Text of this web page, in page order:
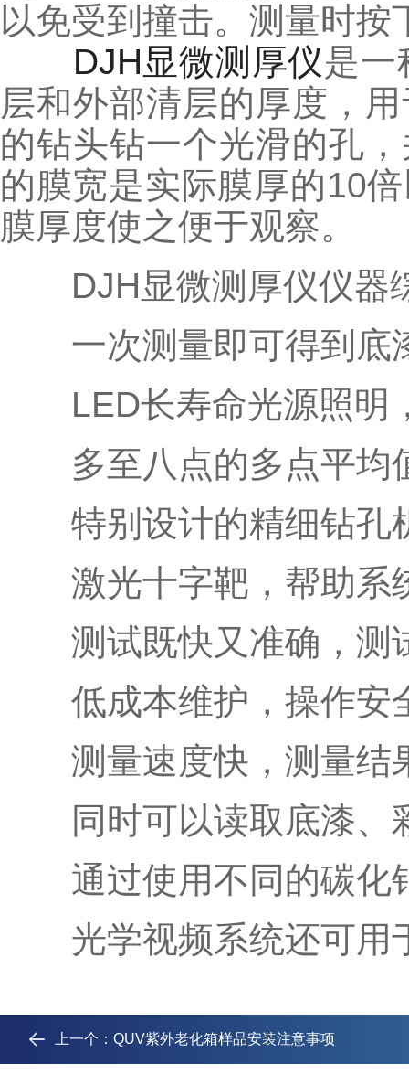
以免受到撞击。测量时
DJH显微测厚仪是一
层和外部清层的厚度，
的钻头钻一个光滑的孔
的膜宽是实际膜厚的10
膜厚度使之便于观察。
DJH显微测厚仪仪器
一次测量即可得到底
LED长寿命光源照明
多至八点的多点平均
特别设计的精细钻孔
激光十字靶，帮助系
测试既快又准确，测
低成本维护，操作安
测量速度快，测量结
同时可以读取底漆、
通过使用不同的碳化
光学视频系统还可用
上一个： QUV紫外老化箱样品安装注意事项